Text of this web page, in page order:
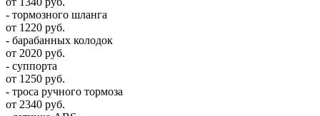
- тормозного шланга
от 1220 руб.
- барабанных колодок
от 2020 руб.
- суппорта
от 1250 руб.
- троса ручного тормоза
от 2340 руб.